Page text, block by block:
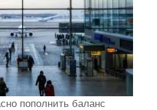
пополнить баланс